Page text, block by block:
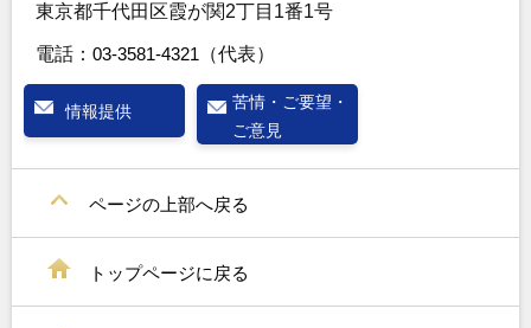
東京都千代田区霞が関2丁目1番1号
電話： 03-3581-4321 （代表）
情報提供
苦情・ご要望・
ご意見
ページの上部へ戻る
トップページに戻る